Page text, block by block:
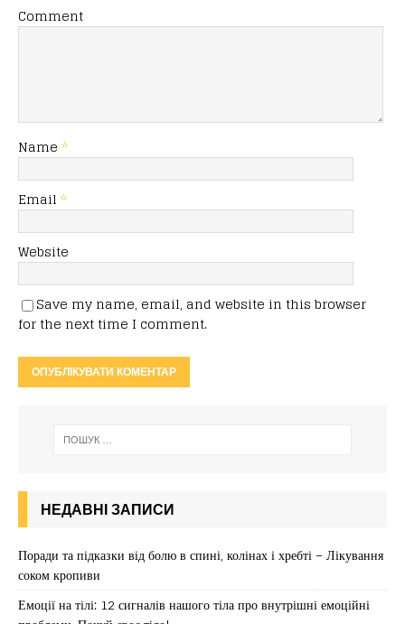
Comment
Name *
Email *
Website
Save my name, email, and website in this browser
for the next time I comment.
НЕДАВНІ ЗАПИСИ
Поради та підказки від болю в спині, колінах і хребті – Лікування
соком кропиви
Емоції на тілі: 12 сигналів нашого тіла про внутрішні емоційні